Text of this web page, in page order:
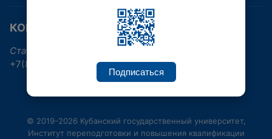
КОНТАКТНАЯ ИНФОРМАЦИЯ
Ставропольская улица, 149, Краснодар
+7(861)219-96-38, +7(861)992-17-30
© 2019-2026 Кубанский государственный университет,
Институт переподготовки и повышения квалификации
Подписаться